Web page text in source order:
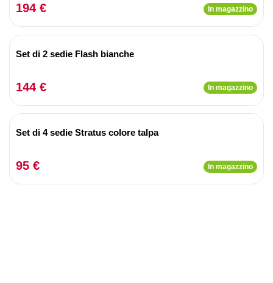
194 € In magazzino
Set di 2 sedie Flash bianche
144 € In magazzino
Set di 4 sedie Stratus colore talpa
95 € In magazzino